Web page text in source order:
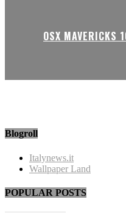
OSX MAVERICKS
Blogroll
Italynews.it
Wallpaper Land
POPULAR POSTS